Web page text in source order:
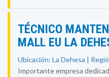
TÉCNICO
MALL EU LA
Ubicación: La Dehesa |
Importante empresa